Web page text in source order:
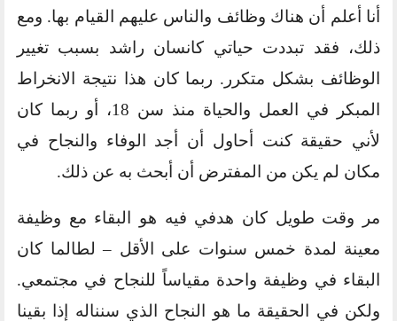
أنا أعلم أن هناك وظائف والناس عليهم القيام بها. ومع
ذلك، فقد تبددت حياتي كانسان راشد بسبب تغيير
الوظائف بشكل متكرر. ربما كان هذا نتيجة الانخراط
المبكر في العمل والحياة منذ سن 18، أو ربما كان
لأني حقيقة كنت أحاول أن أجد الوفاء والنجاح في
مكان لم يكن من المفترض أن أبحث به عن ذلك.
مر وقت طويل كان هدفي فيه هو البقاء مع وظيفة
معينة لمدة خمس سنوات على الأقل – لطالما كان
البقاء في وظيفة واحدة مقياساً للنجاح في مجتمعي.
ولكن في الحقيقة ما هو النجاح الذي سنناله إذا بقينا